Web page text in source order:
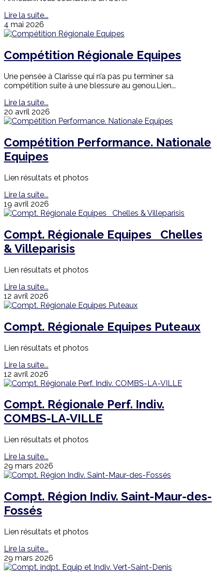
Lire la suite...
4 mai 2026
Compétition Régionale Equipes
Une pensée à Clarisse qui n’a pas pu terminer sa
compétition suite à une blessure au genou.Lien...
Lire la suite...
20 avril 2026
Compétition Performance. Nationale
Equipes
Lien résultats et photos
Lire la suite...
19 avril 2026
Compt. Régionale Equipes Chelles
& Villeparisis
Lien résultats et photos
Lire la suite...
12 avril 2026
Compt. Régionale Equipes Puteaux
Lien résultats et photos
Lire la suite...
12 avril 2026
Compt. Régionale Perf. Indiv.
COMBS-LA-VILLE
Lien résultats et photos
Lire la suite...
29 mars 2026
Compt. Région Indiv. Saint-Maur-des-
Fossés
Lien résultats et photos
Lire la suite...
29 mars 2026